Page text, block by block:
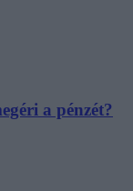
a pénzét?